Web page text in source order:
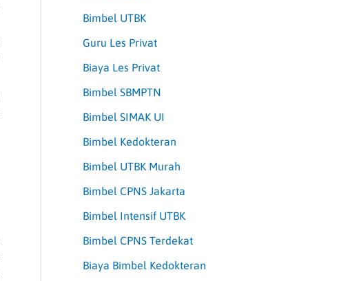
Bimbel UTBK
Guru Les Privat
Biaya Les Privat
Bimbel SBMPTN
Bimbel SIMAK UI
Bimbel Kedokteran
Bimbel UTBK Murah
Bimbel CPNS Jakarta
Bimbel Intensif UTBK
Bimbel CPNS Terdekat
Biaya Bimbel Kedokteran